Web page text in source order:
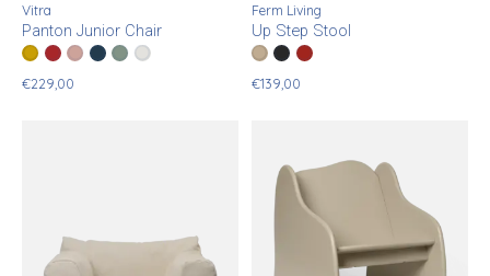
Vitra
Panton Junior Chair
Color: * — Goudgeel
Goudgeel
Klassiek Rood
Pale Rose
Sea Blue
Soft Mint
Wit
€229,00
Ferm Living
Up Step Stool
Color: * — Cashmere
Cashmere
BlackPoppy Red
€139,00